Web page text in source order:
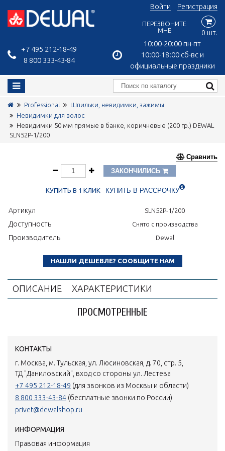
+7 495 212-18-49
8 800 333-43-84
10:00-20:00 пн-пт
10:00-18:00 сб-вс и
официальные праздники
Войти Регистрация
ПЕРЕЗВОНИТЕ
МНЕ
0 шт.
Professional
Шпильки, невидимки, зажимы
Невидимки для волос
Невидимки 50 мм прямые в банке, коричневые (200 гр.) DEWAL
SLN52P-1/200
Сравнить
ЗАКОНЧИЛИСЬ
КУПИТЬ В 1 КЛИК КУПИТЬ В РАССРОЧКУ
Артикул SLN52P-1/200
Доступность Снято с производства
Производитель Dewal
НАШЛИ ДЕШЕВЛЕ? СООБЩИТЕ НАМ
ОПИСАНИЕ ХАРАКТЕРИСТИКИ
ПРОСМОТРЕННЫЕ
КОНТАКТЫ
г. Москва, м. Тульская, ул. Люсиновская, д. 70, стр. 5,
ТД "Даниловский", вход со стороны ул. Лестева
+7 495 212-18-49 (для звонков из Москвы и области)
8 800 333-43-84 (бесплатные звонки по России)
privet@dewalshop.ru
ИНФОРМАЦИЯ
Правовая информация